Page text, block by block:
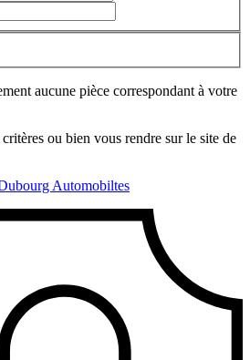
aucune pièce correspondant à votre
ou bien vous rendre sur le site de
Automobiltes